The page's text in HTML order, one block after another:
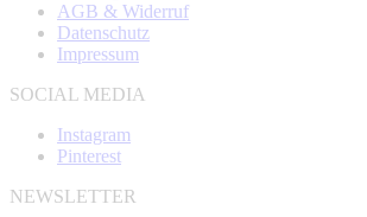
AGB & Widerruf
Datenschutz
Impressum
SOCIAL MEDIA
Instagram
Pinterest
NEWSLETTER